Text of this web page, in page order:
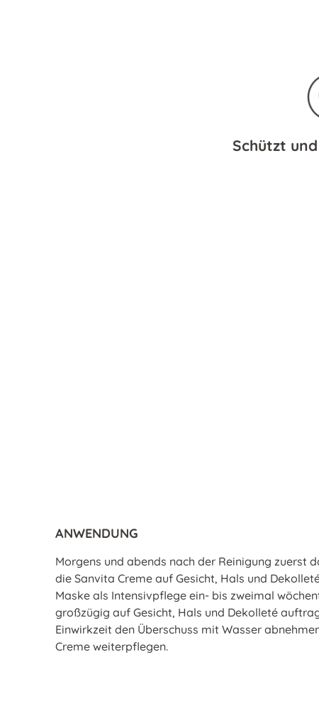
Schützt
ANWENDUNG
Morgens und abends nach der Reinigung zuerst
die Sanvita Creme auf Gesicht, Hals und
Maske als Intensivpflege ein- bis zweimal
großzügig auf Gesicht, Hals und Dekolleté
Einwirkzeit den Überschuss mit Wasser
Creme weiterpflegen.